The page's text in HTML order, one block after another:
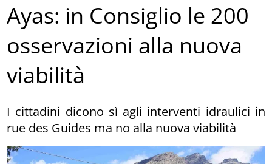
Ayas: in Consiglio le 200
osservazioni alla nuova
viabilità
I cittadini dicono sì agli interventi idraulici in
rue des Guides ma no alla nuova viabilità